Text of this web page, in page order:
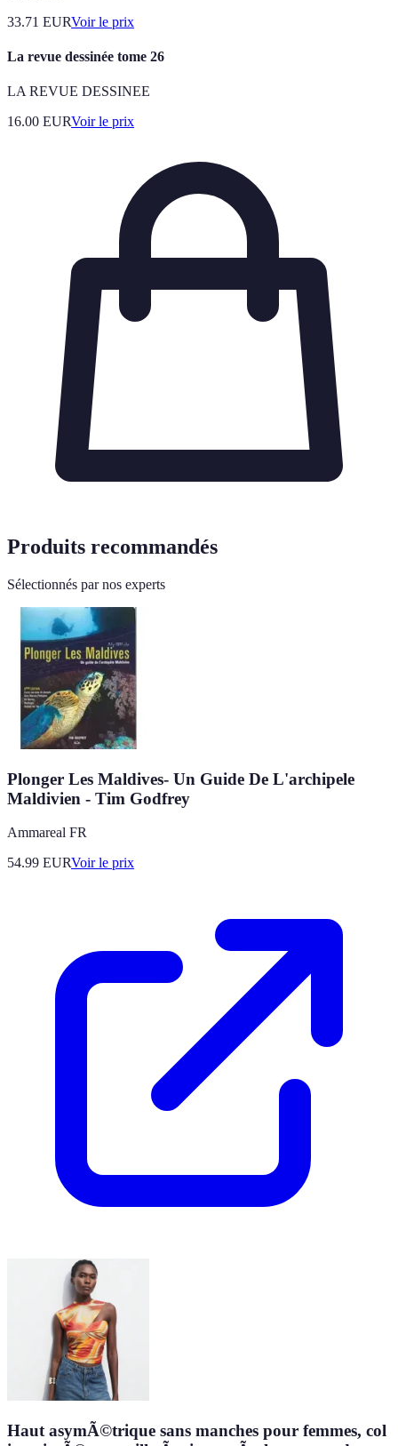
33.71 EURVoir le prix
La revue dessinée tome 26
LA REVUE DESSINEE
16.00 EURVoir le prix
Produits recommandés
Sélectionnés par nos experts
Plonger Les Maldives- Un Guide De L'archipele
Maldivien - Tim Godfrey
Ammareal FR
54.99 EURVoir le prix
Haut asymÃ©trique sans manches pour femmes, col